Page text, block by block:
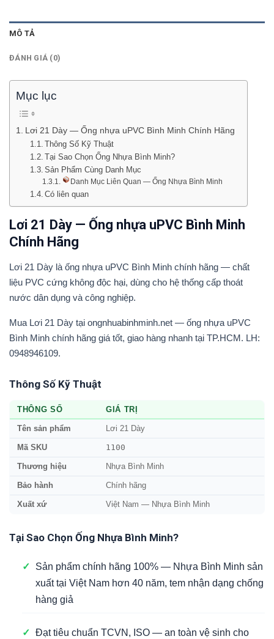
MÔ TẢ
ĐÁNH GIÁ (0)
Mục lục
Lơi 21 Dày — Ống nhựa uPVC Bình Minh Chính Hãng
Thông Số Kỹ Thuật
Tại Sao Chọn Ống Nhựa Bình Minh?
Sản Phẩm Cùng Danh Mục
Danh Mục Liên Quan — Ống Nhựa Bình Minh
Có liên quan
Lơi 21 Dày — Ống nhựa uPVC Bình Minh
Chính Hãng
Lơi 21 Dày là ống nhựa uPVC Bình Minh chính hãng — chất
liệu PVC cứng không độc hại, dùng cho hệ thống cấp thoát
nước dân dụng và công nghiệp.
Mua Lơi 21 Dày tại ongnhuabinhminh.net — ống nhựa uPVC
Bình Minh chính hãng giá tốt, giao hàng nhanh tại TP.HCM. LH:
0948946109.
Thông Số Kỹ Thuật
THÔNG SỐ GIÁ TRỊ
Tên sản phẩm Lơi 21 Dày
Mã SKU 1100
Thương hiệu Nhựa Bình Minh
Bảo hành Chính hãng
Xuất xứ Việt Nam — Nhựa Bình Minh
Tại Sao Chọn Ống Nhựa Bình Minh?
✓
Sản phẩm chính hãng 100% — Nhựa Bình Minh sản
xuất tại Việt Nam hơn 40 năm, tem nhận dạng chống
hàng giả
✓ Đạt tiêu chuẩn TCVN, ISO — an toàn vệ sinh cho